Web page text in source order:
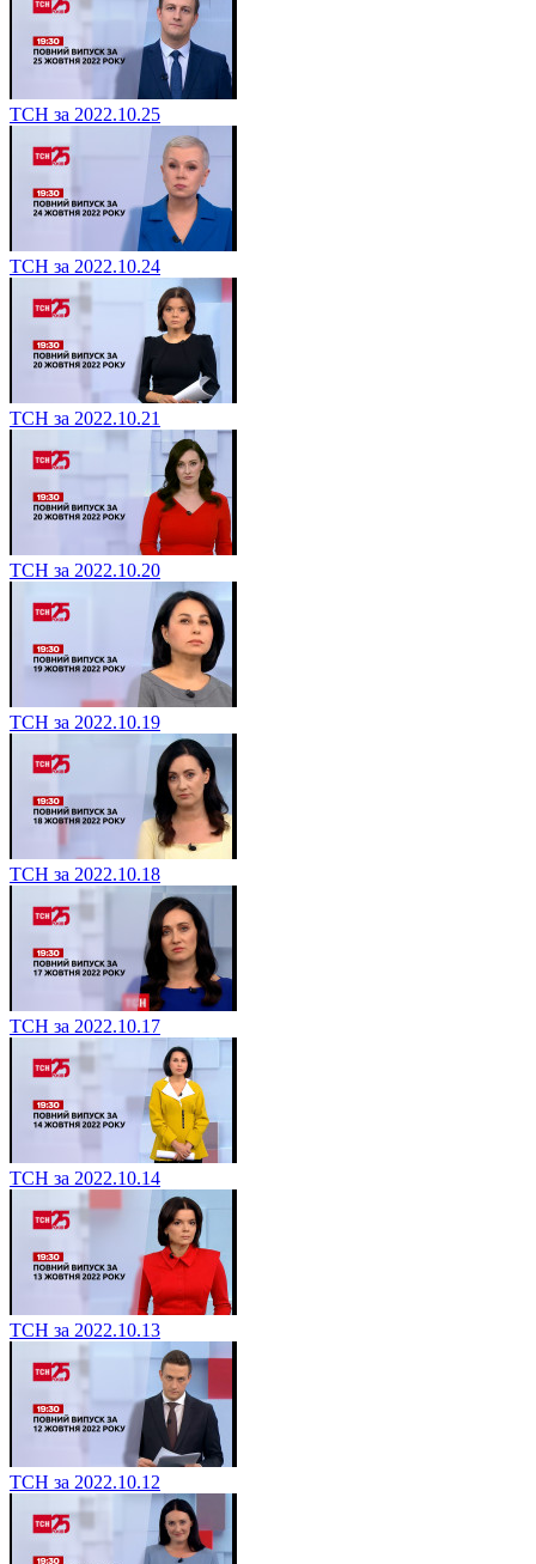
ТСН за 2022.10.25
ТСН за 2022.10.24
ТСН за 2022.10.21
ТСН за 2022.10.20
ТСН за 2022.10.19
ТСН за 2022.10.18
ТСН за 2022.10.17
ТСН за 2022.10.14
ТСН за 2022.10.13
ТСН за 2022.10.12